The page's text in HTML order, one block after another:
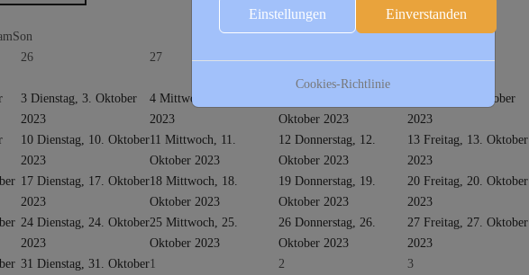
Son
26 27
3 Dienstag, 3. Oktober
2023
4 Mittwoch, 4. Oktober
2023
Oktober 2023
Freitag, 6. Oktober
2023
10 Dienstag, 10. Oktober
2023
11 Mittwoch, 11.
Oktober 2023
12 Donnerstag, 12.
Oktober 2023
13 Freitag, 13. Oktober
2023
17 Dienstag, 17. Oktober
2023
18 Mittwoch, 18.
Oktober 2023
19 Donnerstag, 19.
Oktober 2023
20 Freitag, 20. Oktober
2023
24 Dienstag, 24. Oktober
2023
25 Mittwoch, 25.
Oktober 2023
26 Donnerstag, 26.
Oktober 2023
27 Freitag, 27. Oktober
2023
31 Dienstag, 31. Oktober1 2 3
Einstellungen Einverstanden
Cookies-Richtlinie